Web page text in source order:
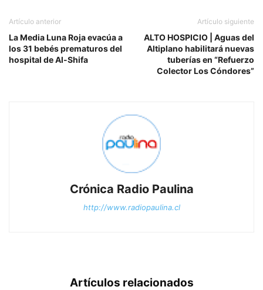
Artículo anterior
La Media Luna Roja evacúa a
los 31 bebés prematuros del
hospital de Al-Shifa
Artículo siguiente
ALTO HOSPICIO | Aguas del
Altiplano habilitará nuevas
tuberías en “Refuerzo
Colector Los Cóndores”
Crónica Radio Paulina
http://www.radiopaulina.cl
Artículos relacionados